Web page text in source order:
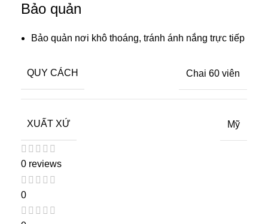
Bảo quản
Bảo quản nơi khô thoáng, tránh ánh nắng trực tiếp
QUY CÁCH Chai 60 viên
XUẤT XỨ Mỹ
0 reviews
0